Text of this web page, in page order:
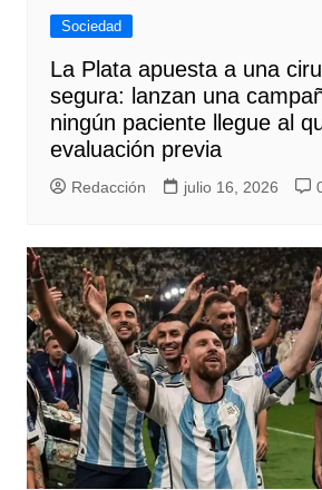
Sociedad
La Plata apuesta a una
segura: lanzan una
ningún paciente llegue al
evaluación previa
Redacción julio 16, 2026